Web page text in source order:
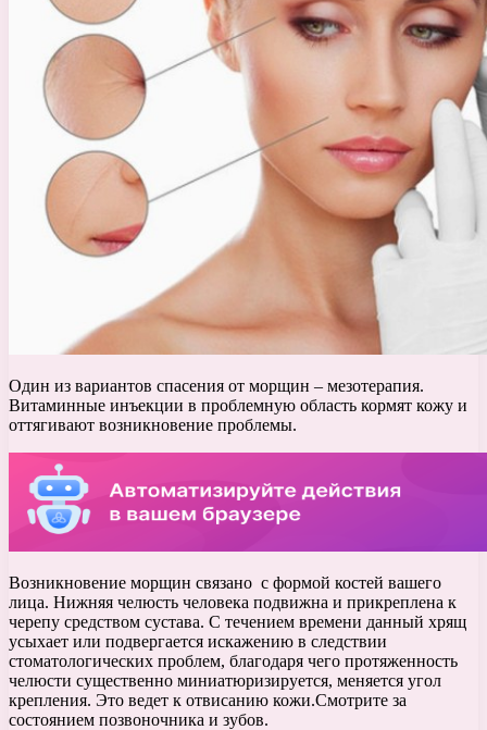
Один из вариантов спасения от морщин – мезотерапия.
Витаминные инъекции в проблемную область кормят кожу и
оттягивают возникновение проблемы.
Возникновение морщин связано с формой костей вашего
лица. Нижняя челюсть человека подвижна и прикреплена к
черепу средством сустава. С течением времени данный хрящ
усыхает или подвергается искажению в следствии
стоматологических проблем, благодаря чего протяженность
челюсти существенно миниатюризируется, меняется угол
крепления. Это ведет к отвисанию кожи.Смотрите за
состоянием позвоночника и зубов.